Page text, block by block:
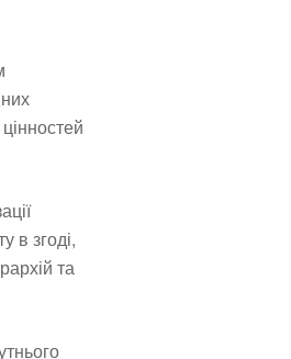
в згоді,
та